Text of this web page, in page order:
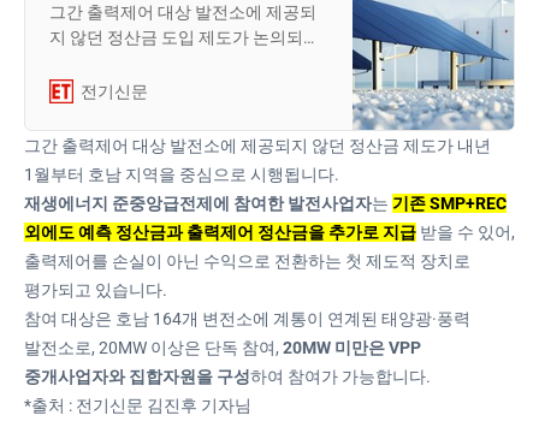
그간 출력제어 대상 발전소에 제공되
지 않던 정산금 도입 제도가 논의되면
되고 있다. SMP 상한제, 출력제어 등
업자로서는 손실 보전의 길이 열리는
셈이다. 업계에선 계통 불안정성이 높
아진 상황에서 재생에너지가 계통 안
정에 기여할 수 있는 에너지원으로 인
정받은 결과라는 평가다.해줌은 12일
이 같은 내용을 중심으로 한 ‘재생에너
지 준중앙급전 제도 온라인 설명회’를
열고, 내년 1월부터 호남 지역을 중심
으로 시행될 제도 운영 구조와 참여 요
건을 공유했다.재생에너지 준중앙급
전제는 재생에너지가 준중앙급전 자
원으로서 계통운영에 직접 참여토록
전기신문
그간 출력제어 대상 발전소에 제공되지 않던 정산금 제도가 내년
1월부터 호남 지역을 중심으로 시행됩니다.
재생에너지 준중앙급전제에 참여한 발전사업자는 기존 SMP+REC
외에도 예측 정산금과 출력제어 정산금을 추가로 지급 받을 수 있어,
출력제어를 손실이 아닌 수익으로 전환하는 첫 제도적 장치로
평가되고 있습니다.
참여 대상은 호남 164개 변전소에 계통이 연계된 태양광·풍력
발전소로, 20MW 이상은 단독 참여, 20MW 미만은 VPP
중개사업자와 집합자원을 구성하여 참여가 가능합니다.
*출처 : 전기신문 김진후 기자님